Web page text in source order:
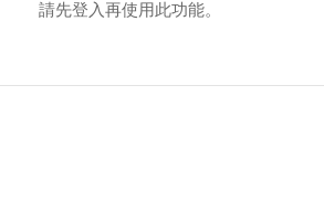
請先登入再使用此功能。